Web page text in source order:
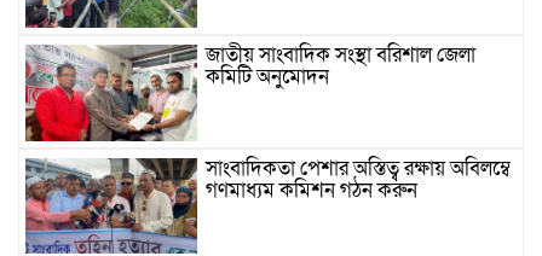
জাতীয় সাংবাদিক সংস্থা বরিশাল জেলা
কমিটি অনুমোদন
সাংবাদিকতা পেশার অস্তিত্ব রক্ষায় অবিলম্বে
গণমাধ্যম কমিশন গঠন করুন